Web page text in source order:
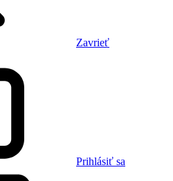
Zavrieť
Prihlásiť sa